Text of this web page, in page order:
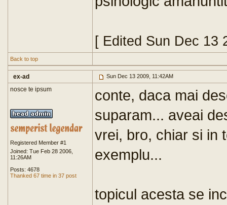
[ Edited Sun Dec 13
Back to top
ex-ad Sun Dec 13 2009, 11:42AM
nosce te ipsum
Registered Member #1
Joined: Tue Feb 28 2006,
11:26AM
Posts: 4678
Thanked 67 time in 37 post
conte, daca mai
suparam... aveai
vrei, bro, chiar si in
exemplu...
topicul acesta se